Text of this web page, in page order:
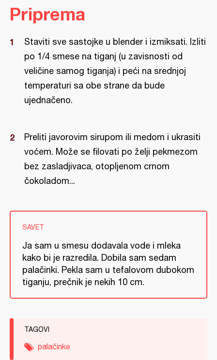
Priprema
Staviti sve sastojke u blender i izmiksati. Izliti
po 1/4 smese na tiganj (u zavisnosti od
veličine samog tiganja) i peći na srednjoj
temperaturi sa obe strane da bude
ujednačeno.
Preliti javorovim sirupom ili medom i ukrasiti
voćem. Može se filovati po želji pekmezom
bez zasladjivaca, otopljenom crnom
čokoladom...
SAVET
Ja sam u smesu dodavala vode i mleka
kako bi je razredila. Dobila sam sedam
palačinki. Pekla sam u tefalovom dubokom
tiganju, prečnik je nekih 10 cm.
TAGOVI
palačinke